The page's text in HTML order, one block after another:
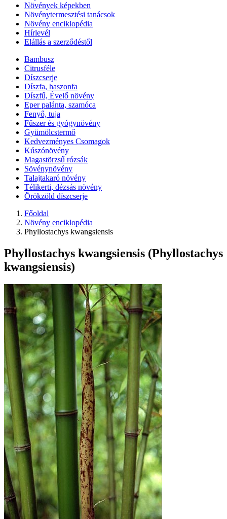
Növények képekben
Növénytermesztési tanácsok
Növény enciklopédia
Hírlevél
Elállás a szerződéstől
Bambusz
Citrusféle
Díszcserje
Díszfa, haszonfa
Díszfű, Évelő növény
Eper palánta, szamóca
Fenyő, tuja
Fűszer és gyógynövény
Gyümölcstermő
Kedvezményes Csomagok
Kúszónövény
Magastörzsű rózsák
Sövénynövény
Talajtakaró növény
Télikerti, dézsás növény
Örökzöld díszcserje
Főoldal
Növény enciklopédia
Phyllostachys kwangsiensis
Phyllostachys kwangsiensis (Phyllostachys
kwangsiensis)